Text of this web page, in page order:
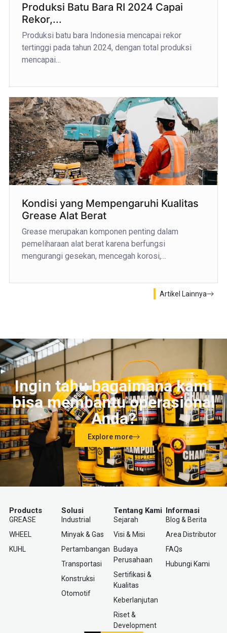
Produksi Batu Bara RI 2024 Capai
Rekor,...
Produksi batu bara Indonesia mencapai rekor
tertinggi pada tahun 2024, dengan total produksi
mencapai…
Kondisi yang Mempengaruhi Kualitas
Grease Alat Berat
Grease merupakan komponen penting dalam
pemeliharaan alat berat karena berfungsi
mengurangi gesekan, mencegah korosi,…
Artikel Lainnya
Ingin tahu bagaimana kami
bisa membantu operasional
Anda?
Explore more
Products
GREASE
WHEEL
KUHL
Solusi
Industrial
Minyak & Gas
Pertambangan
Transportasi
Konstruksi
Otomotif
Tentang Kami
Sejarah
Visi & Misi
Budaya
Perusahaan
Sertifikasi &
Kualitas
Keberlanjutan
Riset &
Development
Informasi
Blog & Berita
Area Distributor
FAQs
Hubungi Kami